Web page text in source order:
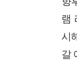
램
시
갈